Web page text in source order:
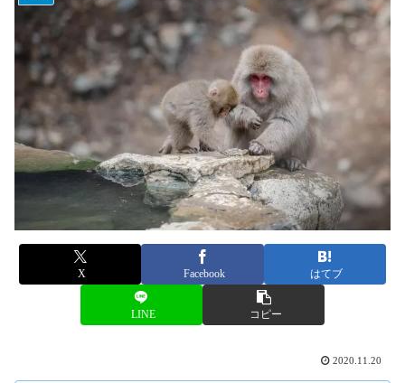
X Facebook はてブ
LINE コピー
2020.11.20